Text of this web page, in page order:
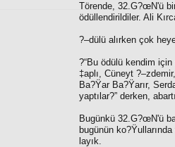
Törende, 32.G?œN'ü
ödüllendirildiler. Ali
?–dülü alırken çok
?“Bu ödülü kendim
‡aplı, Cüneyt
Ba?Ÿar Ba?Ÿarır,
yaptılar?” derken,
Bugünkü 32.G?œN'ü
bugünün
layık.